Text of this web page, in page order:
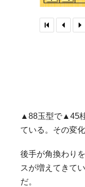
▲88玉型で▲45
ている。その変
後手が角換わり
スが増えてきて
だ。